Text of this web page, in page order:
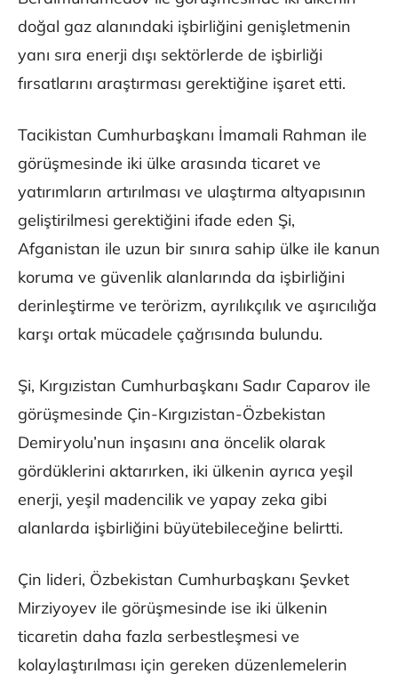
doğal gaz alanındaki işbirliğini genişletmenin
yanı sıra enerji dışı sektörlerde de işbirliği
fırsatlarını araştırması gerektiğine işaret etti.
Tacikistan Cumhurbaşkanı İmamali Rahman ile
görüşmesinde iki ülke arasında ticaret ve
yatırımların artırılması ve ulaştırma altyapısının
geliştirilmesi gerektiğini ifade eden Şi,
Afganistan ile uzun bir sınıra sahip ülke ile kanun
koruma ve güvenlik alanlarında da işbirliğini
derinleştirme ve terörizm, ayrılıkçılık ve aşırıcılığa
karşı ortak mücadele çağrısında bulundu.
Şi, Kırgızistan Cumhurbaşkanı Sadır Caparov ile
görüşmesinde Çin-Kırgızistan-Özbekistan
Demiryolu’nun inşasını ana öncelik olarak
gördüklerini aktarırken, iki ülkenin ayrıca yeşil
enerji, yeşil madencilik ve yapay zeka gibi
alanlarda işbirliğini büyütebileceğine belirtti.
Çin lideri, Özbekistan Cumhurbaşkanı Şevket
Mirziyoyev ile görüşmesinde ise iki ülkenin
ticaretin daha fazla serbestleşmesi ve
kolaylaştırılması için gereken düzenlemelerin